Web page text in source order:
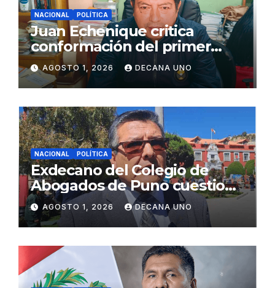
NACIONAL POLÍTICA
Juan Echenique critica
conformación del primer
gabinete ministerial de Keiko
Fujimori
AGOSTO 1, 2026 DECANA UNO
NACIONAL POLÍTICA
Exdecano del Colegio de
Abogados de Puno cuestiona
propuestas sobre seguridad
ciudadana
AGOSTO 1, 2026 DECANA UNO